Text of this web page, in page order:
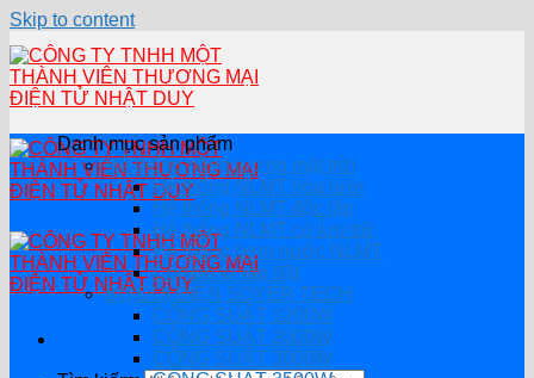
Skip to content
Danh mục sản phẩm
Hệ thống năng lượng mặt trời
Hệ thống NLMT hòa lưới
Hệ thông NLMT độc lập
Hệ thống NLMT có lưu trữ
Hệ thống bơm nước NLMT
Combo tự lắp đặt
BỘ ĐỔI ĐIỆN SOYER TECH
CÔNG SUẤT 1200W
CÔNG SUẤT 2000W
CÔNG SUẤT 3000W